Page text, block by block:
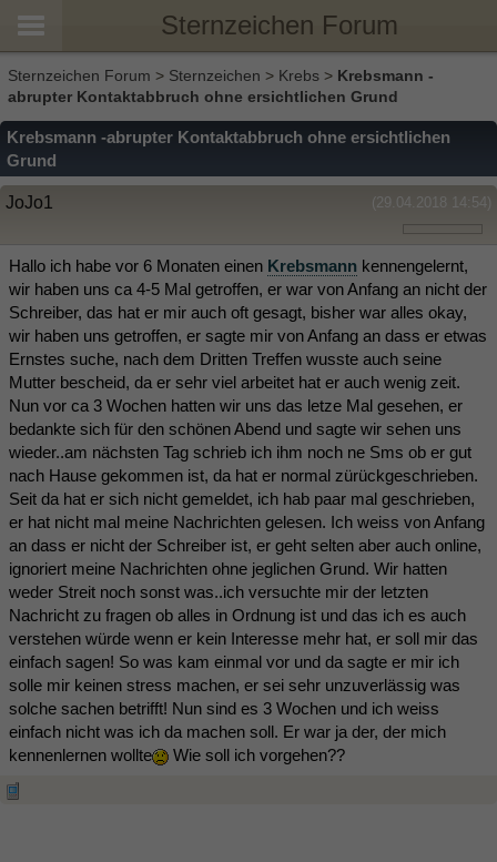
Sternzeichen Forum
Sternzeichen Forum > Sternzeichen > Krebs > Krebsmann -
abrupter Kontaktabbruch ohne ersichtlichen Grund
Krebsmann -abrupter Kontaktabbruch ohne ersichtlichen
Grund
(29.04.2018 14:54)
JoJo1
Hallo ich habe vor 6 Monaten einen Krebsmann kennengelernt,
wir haben uns ca 4-5 Mal getroffen, er war von Anfang an nicht der
Schreiber, das hat er mir auch oft gesagt, bisher war alles okay,
wir haben uns getroffen, er sagte mir von Anfang an dass er etwas
Ernstes suche, nach dem Dritten Treffen wusste auch seine
Mutter bescheid, da er sehr viel arbeitet hat er auch wenig zeit.
Nun vor ca 3 Wochen hatten wir uns das letze Mal gesehen, er
bedankte sich für den schönen Abend und sagte wir sehen uns
wieder..am nächsten Tag schrieb ich ihm noch ne Sms ob er gut
nach Hause gekommen ist, da hat er normal zürückgeschrieben.
Seit da hat er sich nicht gemeldet, ich hab paar mal geschrieben,
er hat nicht mal meine Nachrichten gelesen. Ich weiss von Anfang
an dass er nicht der Schreiber ist, er geht selten aber auch online,
ignoriert meine Nachrichten ohne jeglichen Grund. Wir hatten
weder Streit noch sonst was..ich versuchte mir der letzten
Nachricht zu fragen ob alles in Ordnung ist und das ich es auch
verstehen würde wenn er kein Interesse mehr hat, er soll mir das
einfach sagen! So was kam einmal vor und da sagte er mir ich
solle mir keinen stress machen, er sei sehr unzuverlässig was
solche sachen betrifft! Nun sind es 3 Wochen und ich weiss
einfach nicht was ich da machen soll. Er war ja der, der mich
kennenlernen wollte
Wie soll ich vorgehen??